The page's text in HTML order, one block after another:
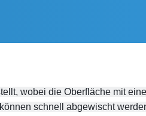
wobei die Oberfläche mit
schnell abgewischt